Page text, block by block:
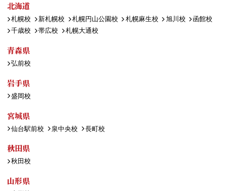
北海道
札幌校 新札幌校 札幌円山公園校 札幌麻生校 旭川校
函館校
千歳校
帯広校 札幌大通校
青森県
弘前校
岩手県
盛岡校
宮城県
仙台駅前校 泉中央校 長町校
秋田県
秋田校
山形県